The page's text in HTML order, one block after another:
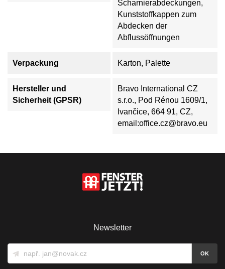
Scharnierabdeckungen,
Kunststoffkappen zum
Abdecken der
Abflussöffnungen
Verpackung Karton, Palette
Hersteller und
Sicherheit (GPSR)
Bravo International CZ
s.r.o., Pod Rénou 1609/1,
Ivančice, 664 91, CZ,
email:office.cz@bravo.eu
Newsletter